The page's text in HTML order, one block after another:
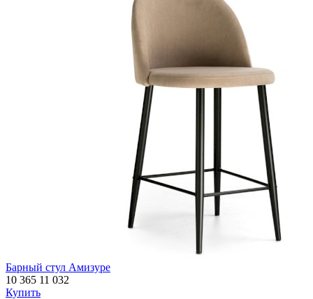
Барный стул Амизуре
10 365 11 032
Купить